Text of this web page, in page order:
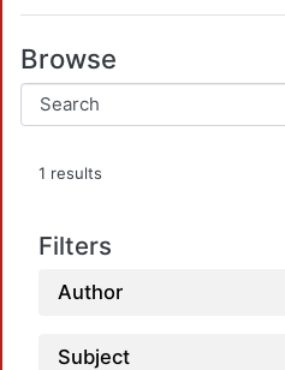
Browse
1 results
Filters
Author
Subject